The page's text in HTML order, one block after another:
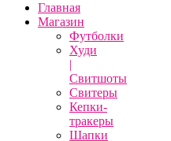
Главная
Магазин
Футболки
Худи
|
Свитшоты
Свитеры
Кепки-
тракеры
Шапки